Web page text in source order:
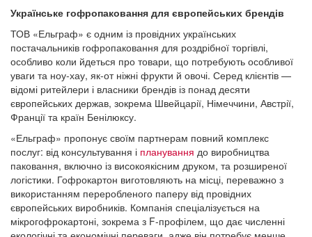
Українське гофропаковання для європейських брендів
ТОВ «Ельграф» є одним із провідних українських
постачальників гофропаковання для роздрібної торгівлі,
особливо коли йдеться про товари, що потребують особливої
уваги та ноу-хау, як-от ніжні фрукти й овочі. Серед клієнтів —
відомі ритейлери і власники брендів із понад десяти
європейських держав, зокрема Швейцарії, Німеччини, Австрії,
Франції та країн Бенілюксу.
«Ельграф» пропонує своїм партнерам повний комплекс
послуг: від консультування і планування до виробництва
паковання, включно із високоякісним друком, та розширеної
логістики. Гофрокартон виготовляють на місці, переважно з
використанням переробленого паперу від провідних
європейських виробників. Компанія спеціалізується на
мікрогофрокартоні, зокрема з F-профілем, що дає численні